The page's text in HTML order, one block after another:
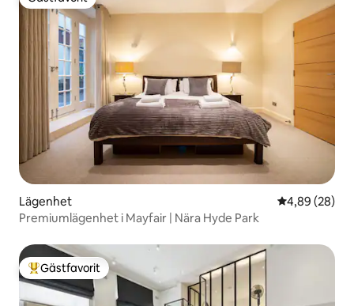
Gästfavorit
Lägenhet 4,89 av 5 i
4,89 (28)
Premiumlägenhet i Mayfair | Nära Hyde Park
Populär gästfavorit
Gästfavorit